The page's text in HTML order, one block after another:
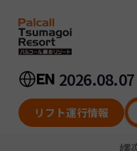
EN 2026.08.07
リフト運行情報